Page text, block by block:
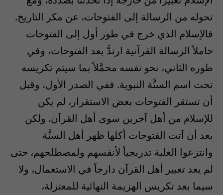
تحوله من الرسالة إلى الفتوحات، عن مكر التاريخ.
فالإسلام الذي خرج في طور أول إلى الفتوحات
حاملاً الرسالة القرآنية ارتدَّ بعد الفتوحات، وفي
طوره الثاني، نحو نفسه محمَّلاً بما سيتم تكريسه
تحت اسم السنَّة النبوية. ففي الصدر الأول، وقبل
أن تستقر الفتوحات بعض الاستقرار، لم يكن
للإسلام من أهل آخرين سوى أهل القرآن. ولكن
بعد أن آتت الفتوحات أكلها ظهر أهل السنَّة
وانتزعوا الغلبة تدريجياً لأنفسهم ولمصطلحهم، حتى
لم يعد تعبير أهل القرآن دارجاً في الاستعمال، ولا
سيما بعد تكريس الهزيمة النهائية للمعتزلة،